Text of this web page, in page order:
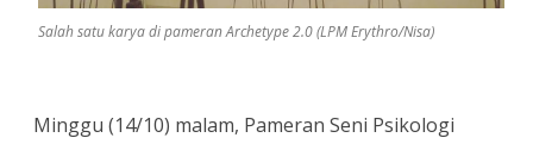
Digital
Salah satu karya di pameran Archetype 2.0 (LPM Erythro/Nisa)
Minggu (14/10) malam, Pameran Seni Psikologi